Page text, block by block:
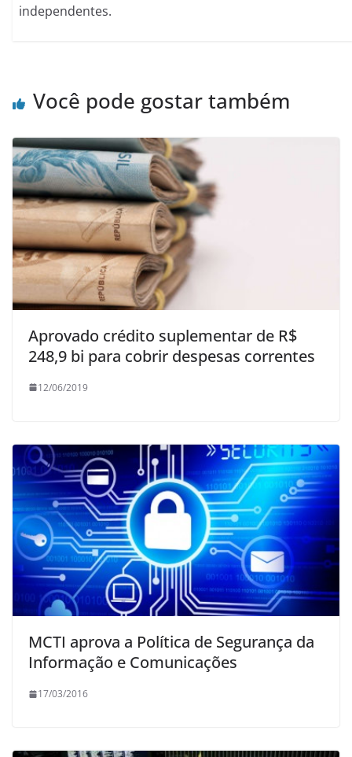
independentes.
Você pode gostar também
Aprovado crédito suplementar de R$
248,9 bi para cobrir despesas correntes
12/06/2019
MCTI aprova a Política de Segurança da
Informação e Comunicações
17/03/2016